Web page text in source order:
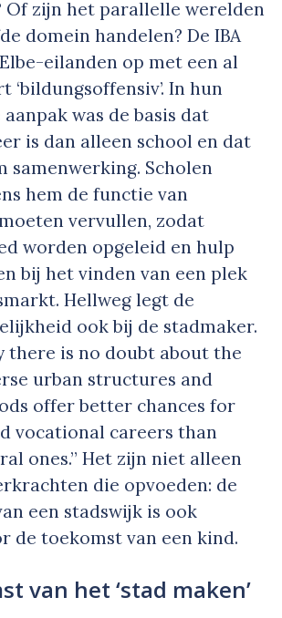
Of zijn het parallelle werelden
domein handelen? De IBA
eilanden op met een al
‘bildungsoffensiv’. In hun
was de basis dat
is dan alleen school en dat
samenwerking. Scholen
hem de functie van
vervullen, zodat
worden opgeleid en hulp
bij het vinden van een plek
Hellweg legt de
ook bij de stadmaker.
there is no doubt about the
urban structures and
offer better chances for
vocational careers than
ones.” Het zijn niet alleen
die opvoeden: de
een stadswijk is ook
de toekomst van een kind.
van het ‘stad maken’